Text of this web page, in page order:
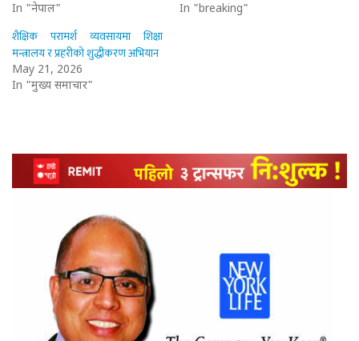
In "नेपाल"
In "breaking"
शैक्षिक परामर्श व्यवसायमा शिक्षा
मन्त्रालय र प्रहरीको शुद्धीकरण अभियान
May 21, 2026
In "मुख्य समाचार"